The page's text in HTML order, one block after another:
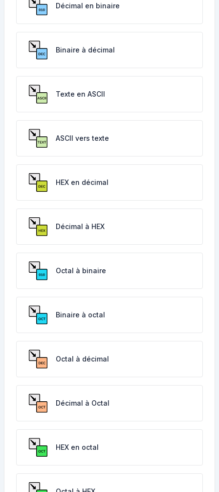
Décimal en binaire
Binaire à décimal
Texte en ASCII
ASCII vers texte
HEX en décimal
Décimal à HEX
Octal à binaire
Binaire à octal
Octal à décimal
Décimal à Octal
HEX en octal